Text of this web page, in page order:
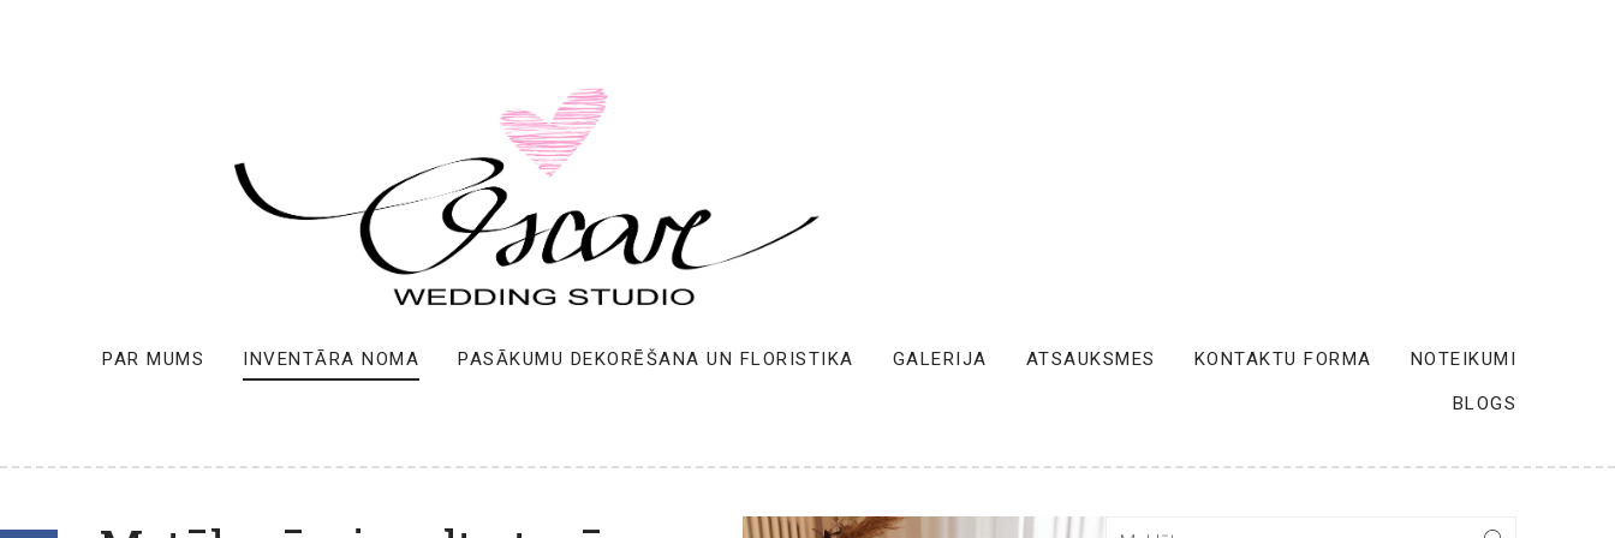
PAR MUMS INVENTĀRA NOMA PASĀKUMU DEKORĒŠANA UN FLORISTIKA GALERIJA ATSAUKSMES KONTAKTU FORMA NOTEIKUMI
BLOGS